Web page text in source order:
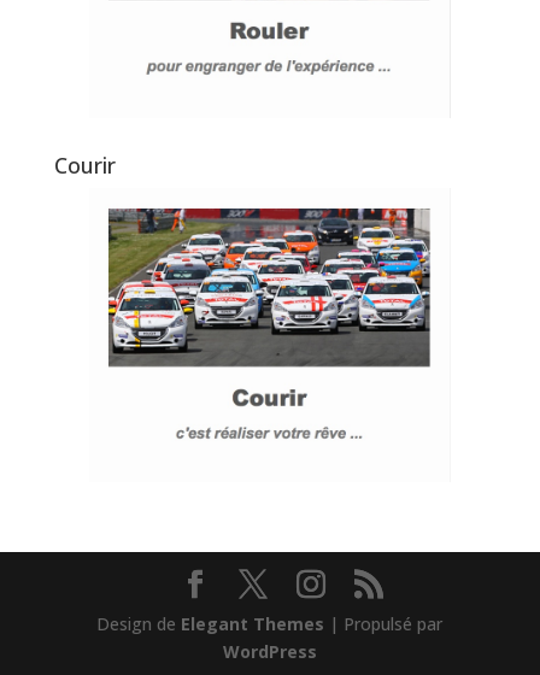
Courir
Design de Elegant Themes | Propulsé par
WordPress